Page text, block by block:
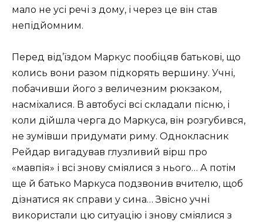
мало не усі речі з дому, і через це він став
непідйомним.
Перед від’їздом Маркус пообіцяв батькові, що
колись вони разом підкорять вершину. Учні,
побачивши його з величезним рюкзаком,
насміхалися. В автобусі всі складали пісню, і
коли дійшла черга до Маркуса, він розгубився,
не зумівши придумати риму. Однокласник
Рейдар вигадував глузливий вірш про
«мавпія» і всі знову сміялися з нього… А потім
ще й батько Маркуса подзвонив вчителю, щоб
дізнатися як справи у сина… Звісно учні
використали цю ситуацію і знову сміялися з